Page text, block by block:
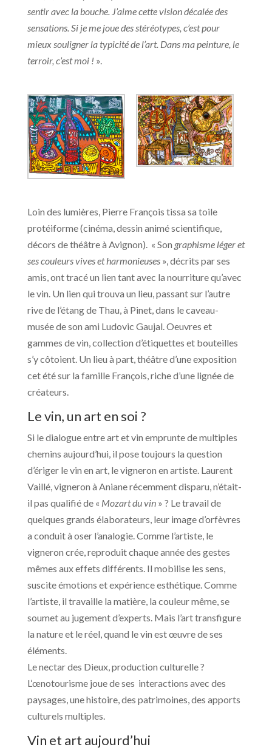
sentir avec la bouche. J’aime cette vision décalée des
sensations. Si je me joue des stéréotypes, c’est pour
mieux souligner la typicité de l’art. Dans ma peinture, le
terroir, c’est moi ! ».
Loin des lumières, Pierre François tissa sa toile
protéiforme (cinéma, dessin animé scientifique,
décors de théâtre à Avignon). « Son graphisme léger et
ses couleurs vives et harmonieuses», décrits par ses
amis, ont tracé un lien tant avec la nourriture qu’avec
le vin. Un lien qui trouva un lieu, passant sur l’autre
rive de l’étang de Thau, à Pinet, dans le caveau-
musée de son ami Ludovic Gaujal. Oeuvres et
gammes de vin, collection d’étiquettes et bouteilles
s’y côtoient. Un lieu à part, théâtre d’une exposition
cet été sur la famille François, riche d’une lignée de
créateurs.
Le vin, un art en soi ?
Si le dialogue entre art et vin emprunte de multiples
chemins aujourd’hui, il pose toujours la question
d’ériger le vin en art, le vigneron en artiste. Laurent
Vaillé, vigneron à Aniane récemment disparu, n’était-
il pas qualifié de « Mozart du vin» ? Le travail de
quelques grands élaborateurs, leur image d’orfèvres
a conduit à oser l’analogie. Comme l’artiste, le
vigneron crée, reproduit chaque année des gestes
mêmes aux effets différents. Il mobilise les sens,
suscite émotions et expérience esthétique. Comme
l’artiste, il travaille la matière, la couleur même, se
soumet au jugement d’experts. Mais l’art transfigure
la nature et le réel, quand le vin est œuvre de ses
éléments.
Le nectar des Dieux, production culturelle ?
L‘œnotourisme joue de ses interactions avec des
paysages, une histoire, des patrimoines, des apports
culturels multiples.
Vin et art aujourd’hui